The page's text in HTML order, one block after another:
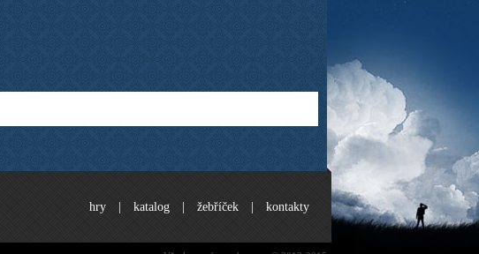
hry katalog žebříček kontakty